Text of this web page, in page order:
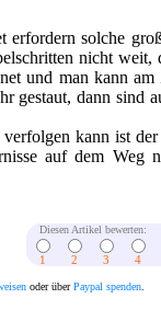
erfordern solche
nicht weit,
und man kann am
gestaut, dann sind
kann ist
auf dem Weg
Diesen Artikel bewerten:
1 2 3 4
oder überPaypal spenden